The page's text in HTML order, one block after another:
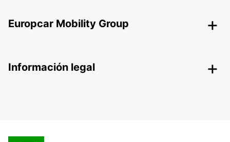
Europcar Mobility Group
Información legal